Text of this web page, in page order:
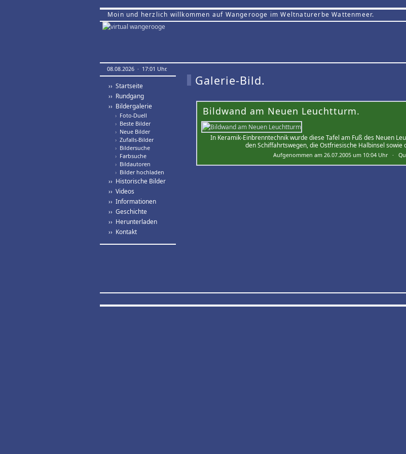
Moin und herzlich willkommen auf Wangerooge im Weltnaturerbe Wattenmeer.
08.08.2026 · 17:01 Uhr.
›› Startseite
›› Rundgang
›› Bildergalerie
› Foto-Duell
› Beste Bilder
› Neue Bilder
› Zufalls-Bilder
› Bildersuche
› Farbsuche
› Bildautoren
› Bilder hochladen
›› Historische Bilder
›› Videos
›› Informationen
›› Geschichte
›› Herunterladen
›› Kontakt
Galerie-Bild.
Bildwand am Neuen Leuchtturm.
In Keramik-Einbrenntechnik wurde diese Tafel am Fuß des Neuen
den Schiffahrtswegen, die Ostfriesische Halbinsel
Aufgenommen am 26.07.2005 um 10:04 Uhr ·